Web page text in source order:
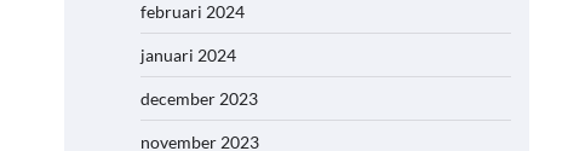
februari 2024
januari 2024
december 2023
november 2023